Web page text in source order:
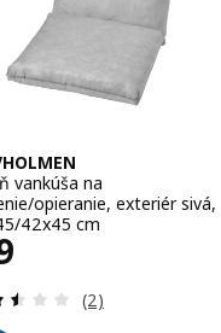
vankúša na
opieranie, exteriér sivá,
42x45 cm
€ 19
Prehľad: 2.5 z
(2)